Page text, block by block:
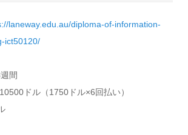
laneway.edu.au/diploma-of-information-
ict50120/
間
ドル（1750ドル×6回払い）